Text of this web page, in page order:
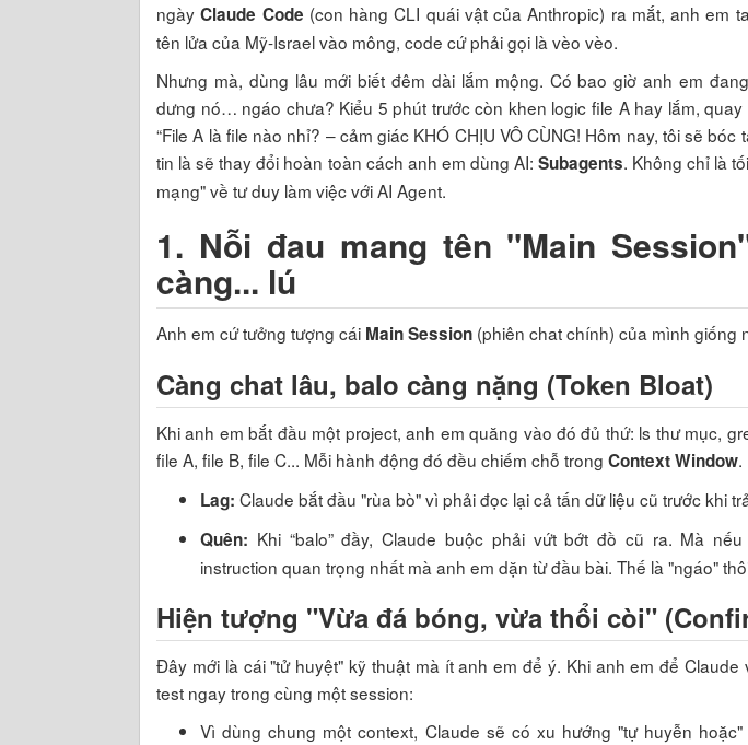
ngàyClaude Code (con hàng CLI quái vật của Anthropic) ra mắt, anh em
tên lửa của Mỹ-Israel vào mông, code cứ phải gọi là vèo vèo.
Nhưng mà, dùng lâu mới biết đêm dài lắm mộng. Có bao giờ anh em
dưng nó… ngáo chưa? Kiểu 5 phút trước còn khen logic file A hay lắm,
“File A là file nào nhỉ? – cảm giác KHÓ CHỊU VÔ CÙNG! Hôm nay, tôi sẽ
tin là sẽ thay đổi hoàn toàn cách anh em dùng AI:Subagents. Không chỉ là
mạng" về tư duy làm việc với AI Agent.
1. Nỗi đau mang tên "Main
càng... lú
Anh em cứ tưởng tượng cái Main Session (phiên chat chính) của mình giống
Càng chat lâu, balo càng nặng (Token Bloat)
Khi anh em bắt đầu một project, anh em quăng vào đó đủ thứ: ls thư mục,
file A, file B, file C... Mỗi hành động đó đều chiếm chỗ trong Context Window.
Lag: Claude bắt đầu "rùa bò" vì phải đọc lại cả tấn dữ liệu cũ trước khi
Quên: Khi “balo” đầy, Claude buộc phải vứt bớt đồ cũ ra. Mà
instruction quan trọng nhất mà anh em dặn từ đầu bài. Thế là "ngáo"
Hiện tượng "Vừa đá bóng, vừa thổi còi"
Đây mới là cái "tử huyệt" kỹ thuật mà ít anh em để ý. Khi anh em để Claude
test ngay trong cùng một session:
Vì dùng chung một context, Claude sẽ có xu hướng "tự huyễn